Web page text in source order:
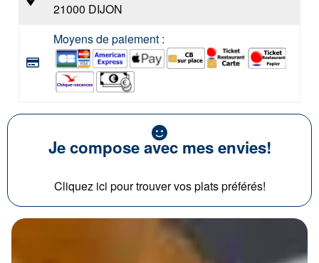
21000 DIJON
Moyens de paiement :
Je compose avec mes envies!
Cliquez ici pour trouver vos plats préférés!